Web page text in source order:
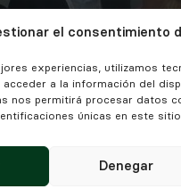
el consentimiento
experiencias, utilizamos
a la información del
nos permitirá procesar datos
únicas en este sitio.
Denegar